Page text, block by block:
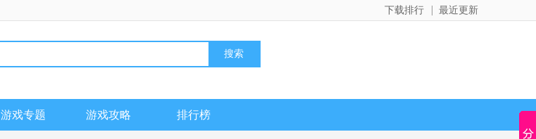
最近更新
下载排行
游戏专题 游戏攻略 排行榜